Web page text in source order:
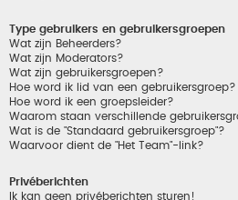
Type gebruikers en gebruikersgroepen
Wat zijn Beheerders?
Wat zijn Moderators?
Wat zijn gebruikersgroepen?
Hoe word ik lid van een gebruikersgroep?
Hoe word ik een groepsleider?
Waarom staan verschillende
Wat is de "Standaard gebruikersgroep"?
Waarvoor dient de "Het Team"-link?
Privéberichten
Ik kan geen privéberichten sturen!